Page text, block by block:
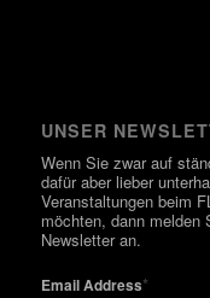
UNSER
Wenn Sie zwar auf
dafür aber lieber
Veranstaltungen beim
möchten, dann melden
Newsletter an.
Email Address*